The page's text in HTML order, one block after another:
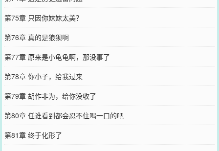
第75章 只因你妹妹太美？
第76章 真的是狼狈啊
第77章 原来是小龟龟啊，那没事了
第78章 你小子，给我过来
第79章 胡作非为，给你没收了
第80章 任谁看到都会忍不住喝一口的吧
第81章 终于化形了